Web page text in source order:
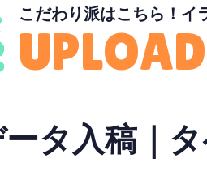
こだわり派はこちら！イ
ータ入稿｜